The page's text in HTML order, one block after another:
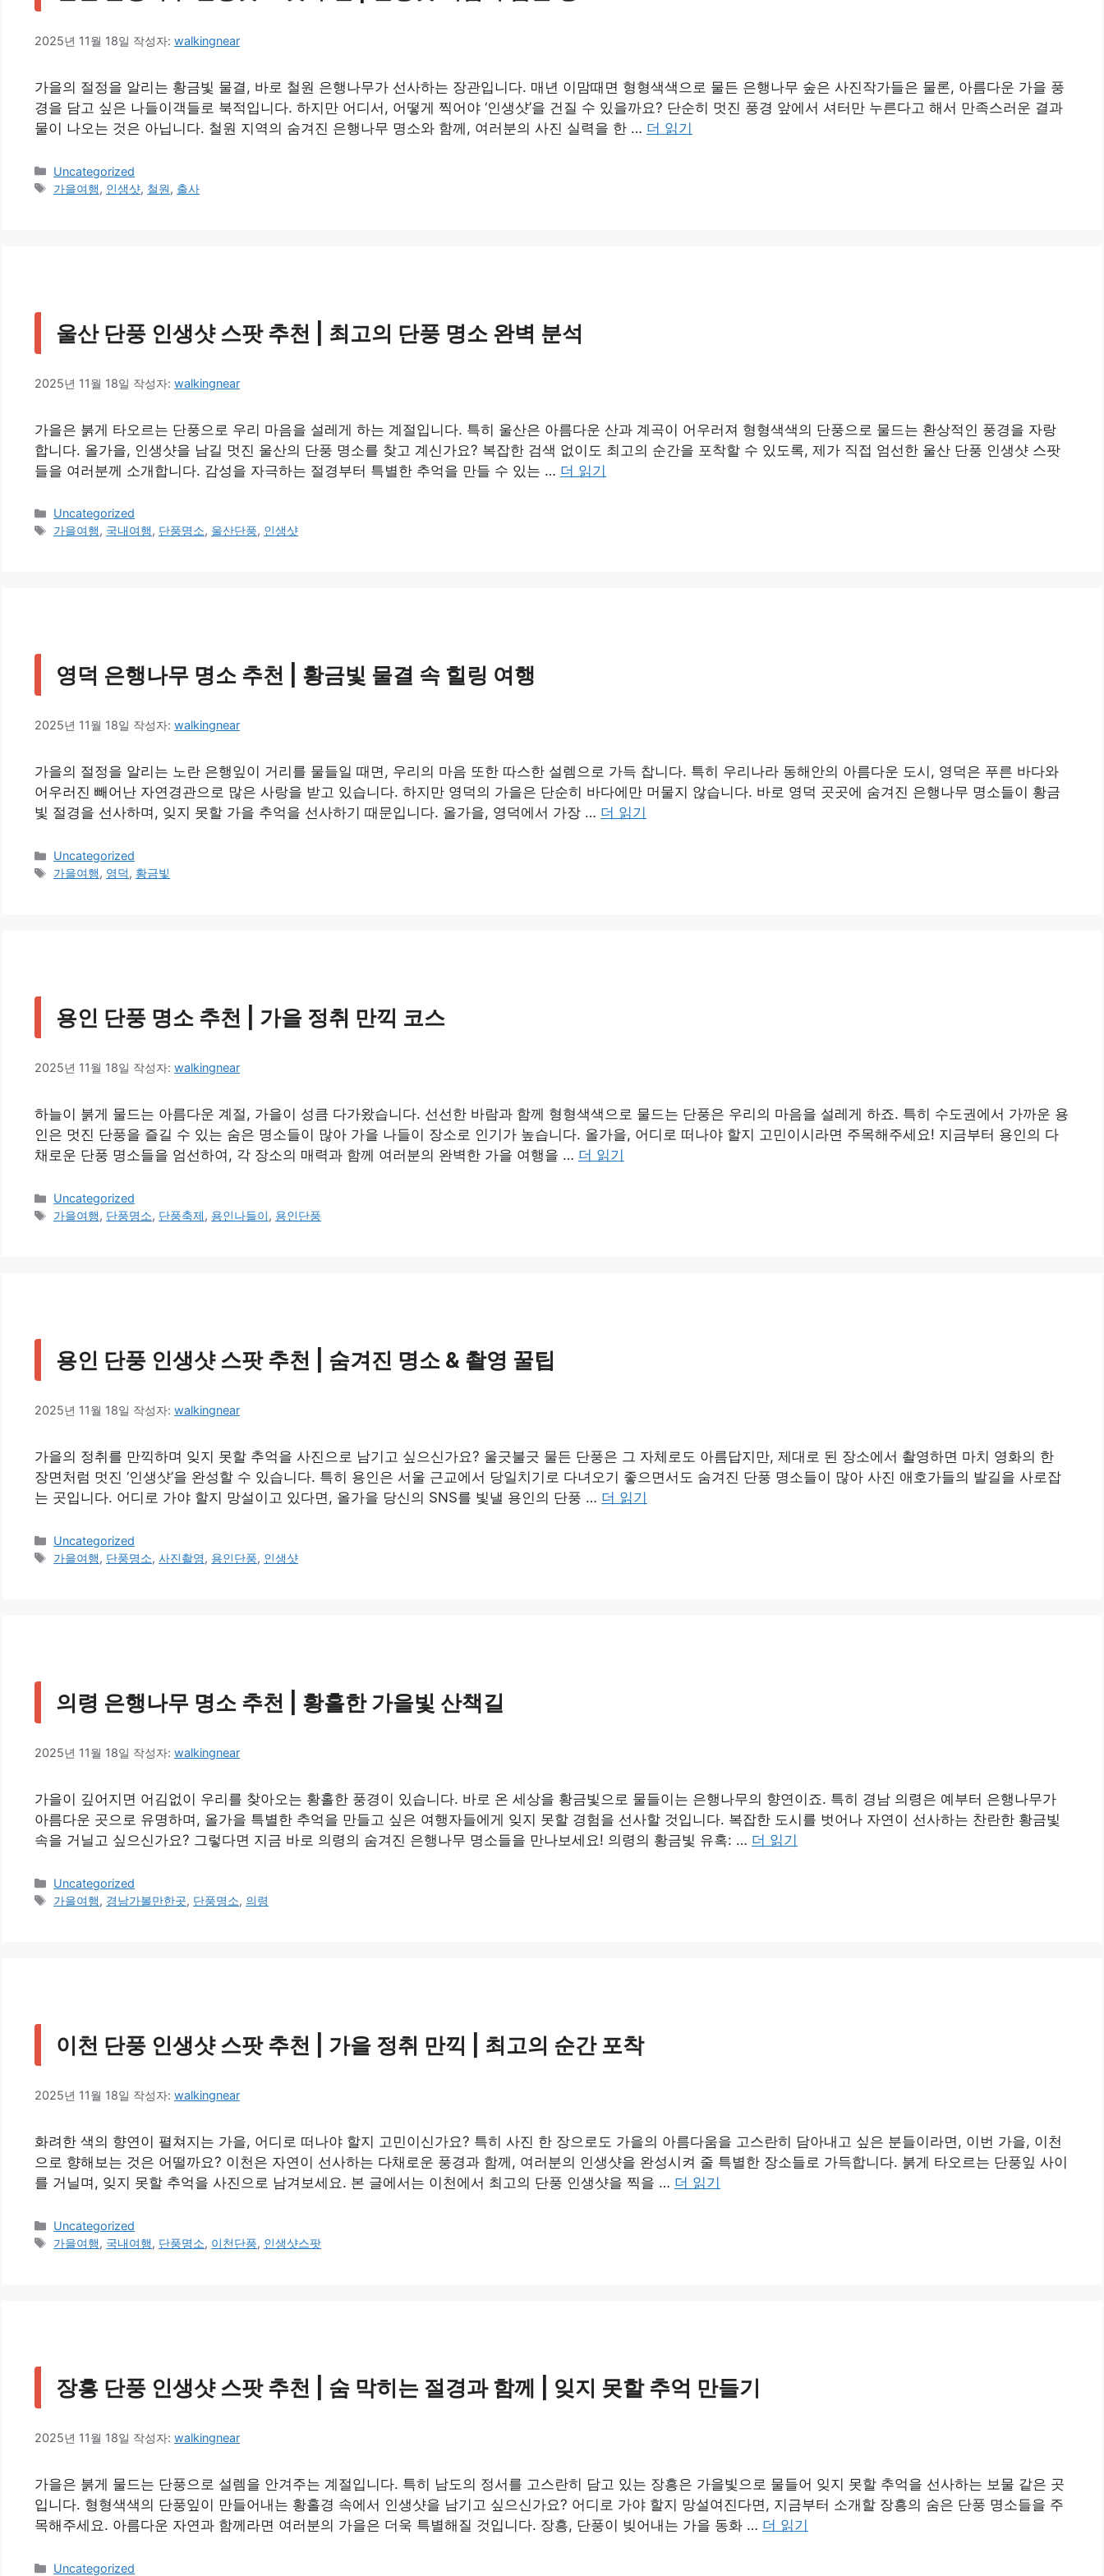
2025년 11월 18일 작성자: walkingnear
가을의 절정을 알리는 황금빛 물결, 바로 철원 은행나무가 선사하는 장관입니다. 매년 이맘때면 형형색색으로 물든 은행나무 숲은 사진작가들은 물론, 아름다운 가을 풍
경을 담고 싶은 나들이객들로 북적입니다. 하지만 어디서, 어떻게 찍어야 ‘인생샷’을 건질 수 있을까요? 단순히 멋진 풍경 앞에서 셔터만 누른다고 해서 만족스러운 결과
물이 나오는 것은 아닙니다. 철원 지역의 숨겨진 은행나무 명소와 함께, 여러분의 사진 실력을 한 … 더 읽기
카
테
Uncategorized
태
가을여행, 인생샷, 철원, 출사
울산 단풍 인생샷 스팟 추천 | 최고의 단풍 명소 완벽 분석
2025년 11월 18일 작성자: walkingnear
가을은 붉게 타오르는 단풍으로 우리 마음을 설레게 하는 계절입니다. 특히 울산은 아름다운 산과 계곡이 어우러져 형형색색의 단풍으로 물드는 환상적인 풍경을 자랑
합니다. 올가을, 인생샷을 남길 멋진 울산의 단풍 명소를 찾고 계신가요? 복잡한 검색 없이도 최고의 순간을 포착할 수 있도록, 제가 직접 엄선한 울산 단풍 인생샷 스팟
들을 여러분께 소개합니다. 감성을 자극하는 절경부터 특별한 추억을 만들 수 있는 … 더 읽기
카
테
Uncategorized
태
가을여행, 국내여행, 단풍명소, 울산단풍, 인생샷
영덕 은행나무 명소 추천 | 황금빛 물결 속 힐링 여행
2025년 11월 18일 작성자: walkingnear
가을의 절정을 알리는 노란 은행잎이 거리를 물들일 때면, 우리의 마음 또한 따스한 설렘으로 가득 찹니다. 특히 우리나라 동해안의 아름다운 도시, 영덕은 푸른 바다와
어우러진 빼어난 자연경관으로 많은 사랑을 받고 있습니다. 하지만 영덕의 가을은 단순히 바다에만 머물지 않습니다. 바로 영덕 곳곳에 숨겨진 은행나무 명소들이 황금
빛 절경을 선사하며, 잊지 못할 가을 추억을 선사하기 때문입니다. 올가을, 영덕에서 가장 … 더 읽기
카
테
Uncategorized
태
가을여행, 영덕, 황금빛
용인 단풍 명소 추천 | 가을 정취 만끽 코스
2025년 11월 18일 작성자: walkingnear
하늘이 붉게 물드는 아름다운 계절, 가을이 성큼 다가왔습니다. 선선한 바람과 함께 형형색색으로 물드는 단풍은 우리의 마음을 설레게 하죠. 특히 수도권에서 가까운 용
인은 멋진 단풍을 즐길 수 있는 숨은 명소들이 많아 가을 나들이 장소로 인기가 높습니다. 올가을, 어디로 떠나야 할지 고민이시라면 주목해주세요! 지금부터 용인의 다
채로운 단풍 명소들을 엄선하여, 각 장소의 매력과 함께 여러분의 완벽한 가을 여행을 … 더 읽기
카
테
Uncategorized
태
가을여행, 단풍명소, 단풍축제, 용인나들이, 용인단풍
용인 단풍 인생샷 스팟 추천 | 숨겨진 명소 & 촬영 꿀팁
2025년 11월 18일 작성자: walkingnear
가을의 정취를 만끽하며 잊지 못할 추억을 사진으로 남기고 싶으신가요? 울긋불긋 물든 단풍은 그 자체로도 아름답지만, 제대로 된 장소에서 촬영하면 마치 영화의 한
장면처럼 멋진 ‘인생샷’을 완성할 수 있습니다. 특히 용인은 서울 근교에서 당일치기로 다녀오기 좋으면서도 숨겨진 단풍 명소들이 많아 사진 애호가들의 발길을 사로잡
는 곳입니다. 어디로 가야 할지 망설이고 있다면, 올가을 당신의 SNS를 빛낼 용인의 단풍 … 더 읽기
카
테
Uncategorized
태
가을여행, 단풍명소,사진촬영, 용인단풍, 인생샷
의령 은행나무 명소 추천 | 황홀한 가을빛 산책길
2025년 11월 18일 작성자: walkingnear
가을이 깊어지면 어김없이 우리를 찾아오는 황홀한 풍경이 있습니다. 바로 온 세상을 황금빛으로 물들이는 은행나무의 향연이죠. 특히 경남 의령은 예부터 은행나무가
아름다운 곳으로 유명하며, 올가을 특별한 추억을 만들고 싶은 여행자들에게 잊지 못할 경험을 선사할 것입니다. 복잡한 도시를 벗어나 자연이 선사하는 찬란한 황금빛
속을 거닐고 싶으신가요? 그렇다면 지금 바로 의령의 숨겨진 은행나무 명소들을 만나보세요! 의령의 황금빛 유혹: … 더 읽기
카
테
Uncategorized
태
가을여행, 경남가볼만한곳, 단풍명소, 의령
이천 단풍 인생샷 스팟 추천 | 가을 정취 만끽 | 최고의 순간 포착
2025년 11월 18일 작성자: walkingnear
화려한 색의 향연이 펼쳐지는 가을, 어디로 떠나야 할지 고민이신가요? 특히 사진 한 장으로도 가을의 아름다움을 고스란히 담아내고 싶은 분들이라면, 이번 가을, 이천
으로 향해보는 것은 어떨까요? 이천은 자연이 선사하는 다채로운 풍경과 함께, 여러분의 인생샷을 완성시켜 줄 특별한 장소들로 가득합니다. 붉게 타오르는 단풍잎 사이
를 거닐며, 잊지 못할 추억을 사진으로 남겨보세요. 본 글에서는 이천에서 최고의 단풍 인생샷을 찍을 … 더 읽기
카
테
Uncategorized
태
가을여행, 국내여행, 단풍명소, 이천단풍, 인생샷스팟
장흥 단풍 인생샷 스팟 추천 | 숨 막히는 절경과 함께 | 잊지 못할 추억 만들기
2025년 11월 18일 작성자: walkingnear
가을은 붉게 물드는 단풍으로 설렘을 안겨주는 계절입니다. 특히 남도의 정서를 고스란히 담고 있는 장흥은 가을빛으로 물들어 잊지 못할 추억을 선사하는 보물 같은 곳
입니다. 형형색색의 단풍잎이 만들어내는 황홀경 속에서 인생샷을 남기고 싶으신가요? 어디로 가야 할지 망설여진다면, 지금부터 소개할 장흥의 숨은 단풍 명소들을 주
목해주세요. 아름다운 자연과 함께라면 여러분의 가을은 더욱 특별해질 것입니다. 장흥, 단풍이 빚어내는 가을 동화 … 더 읽기
카
Uncategorized